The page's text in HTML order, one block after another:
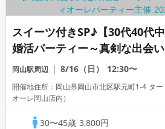
スイーツ付きSP♪【30代40代
婚活パーティー～真剣な出会
岡山駅周辺 8/16（日） 12:30〜
開催地住所：岡山県岡山市北区駅元町1-4 タ
オーレ岡山店内）
30〜45歳 3,800円